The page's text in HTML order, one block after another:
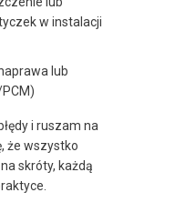
w instalacji
lub
i ruszam na
że wszystko
skróty, każdą